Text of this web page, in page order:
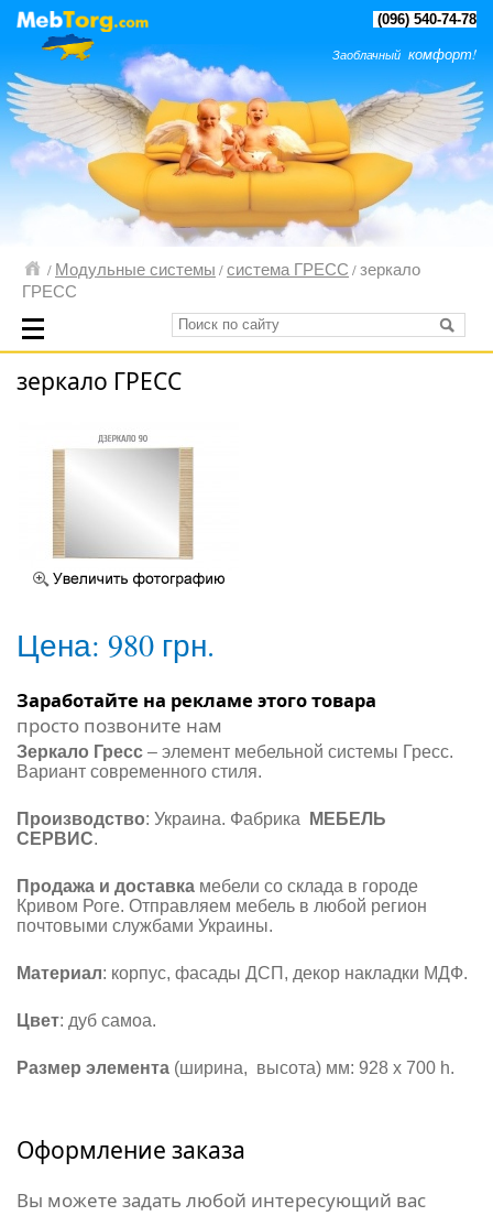
(096) 540-74-78
Заоблачный комфорт!
/ Модульные системы /система ГРЕСС /зеркало
ГРЕСС
зеркало ГРЕСС
Цена: 980 грн.
Заработайте на рекламе этого товара
просто позвоните нам
Зеркало Гресс – элемент мебельной системы Гресс.
Вариант современного стиля.
Производство: Украина. Фабрика
МЕБЕЛЬ
СЕРВИС.
Продажа и доставка мебели со склада в городе
Кривом Роге. Отправляем мебель в любой регион
почтовыми службами Украины.
Материал: корпус, фасады ДСП, декор накладки МДФ.
Цвет: дуб самоа.
Размер элемента (ширина, высота) мм: 928 х 700 h.
Оформление заказа
Вы можете задать любой интересующий вас